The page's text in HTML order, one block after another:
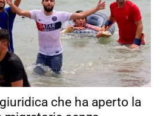
che ha aperto la